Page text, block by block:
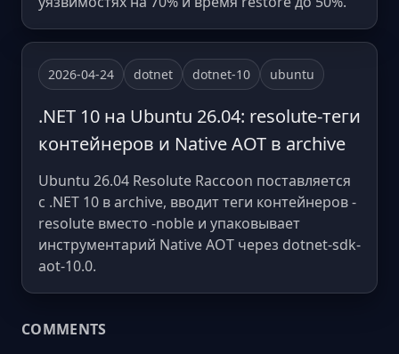
2026-04-24 dotnet dotnet-10 ubuntu
.NET 10 на Ubuntu 26.04: resolute-теги
контейнеров и Native AOT в archive
Ubuntu 26.04 Resolute Raccoon поставляется
с .NET 10 в archive, вводит теги контейнеров -
resolute вместо -noble и упаковывает
инструментарий Native AOT через dotnet-sdk-
aot-10.0.
COMMENTS